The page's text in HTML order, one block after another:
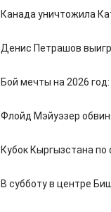
Канада уничтожила
Денис Петрашов
Бой мечты на 2026
Флойд Мэйуэзер
Кубок Кыргызстана
В субботу в центре